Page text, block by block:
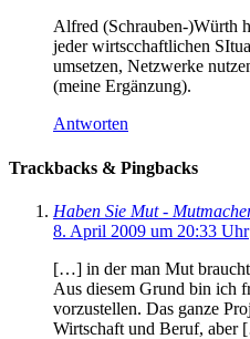
Alfred (Schrauben-)Würth
jeder wirtscchaftlichen
umsetzen, Netzwerke
(meine Ergänzung).
Antworten
Trackbacks & Pingbacks
Haben Sie Mut -
8. April 2009 um 20:33 Uhr
[…] in der man Mut
Aus diesem Grund bin ich
vorzustellen. Das ganze
Wirtschaft und Beruf,